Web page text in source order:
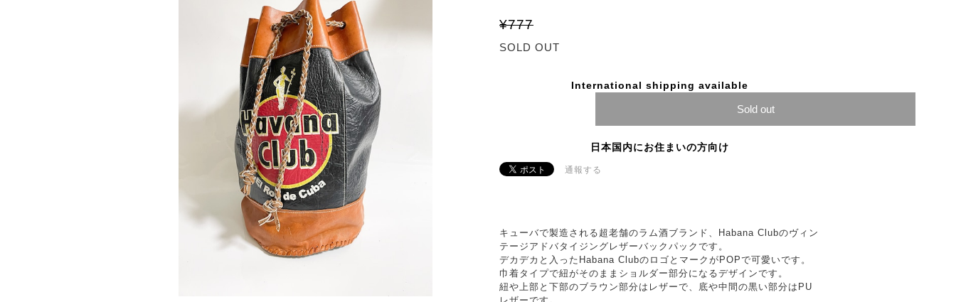
¥777
SOLD OUT
International shipping available
Sold out
日本国内にお住まいの方向け
通報する
キューバで製造される超老舗のラム酒ブランド、Habana Clubのヴィン
テージアドバタイジングレザーバックパックです。
デカデカと入ったHabana ClubのロゴとマークがPOPで可愛いです。
巾着タイプで紐がそのままショルダー部分になるデザインです。
紐や上部と下部のブラウン部分はレザーで、底や中間の黒い部分はPU